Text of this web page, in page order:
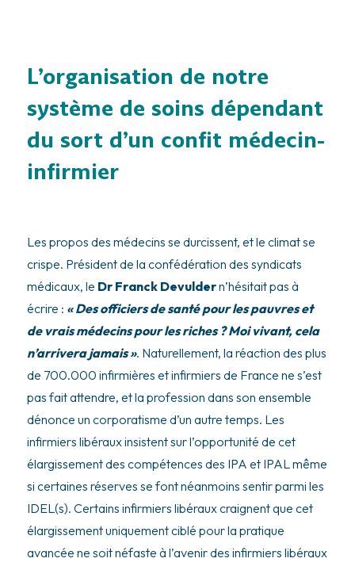
L’organisation de notre
système de soins dépendant
du sort d’un confit médecin-
infirmier
Les propos des médecins se durcissent, et le climat se
crispe. Président de la confédération des syndicats
médicaux, le Dr Franck Devuldern’hésitait pas à
écrire : « Des officiers de santé pour les pauvres et
de vrais médecins pour les riches ? Moi vivant, cela
n’arrivera jamais ». Naturellement, la réaction des plus
de 700.000 infirmières et infirmiers de France ne s’est
pas fait attendre, et la profession dans son ensemble
dénonce un corporatisme d’un autre temps. Les
infirmiers libéraux insistent sur l’opportunité de cet
élargissement des compétences des IPA et IPAL même
si certaines réserves se font néanmoins sentir parmi les
IDEL(s). Certains infirmiers libéraux craignent que cet
élargissement uniquement ciblé pour la pratique
avancée ne soit néfaste à l’avenir des infirmiers libéraux